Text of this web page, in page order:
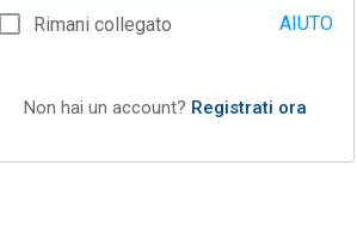
Rimani collegato AIUTO
Non hai un account? Registrati ora